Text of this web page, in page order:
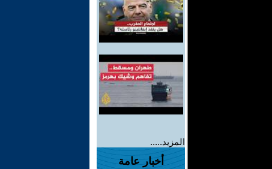
المزيد.....
أخبار عامة